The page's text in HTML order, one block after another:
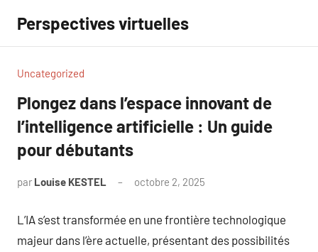
contenu
Perspectives virtuelles
Uncategorized
Plongez dans l’espace innovant de
l’intelligence artificielle : Un guide
pour débutants
par Louise KESTEL octobre 2, 2025
L’IA s’est transformée en une frontière technologique
majeur dans l’ère actuelle, présentant des possibilités